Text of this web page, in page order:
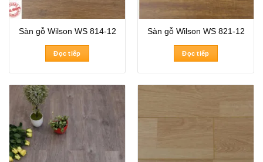
Sàn gỗ Wilson WS 814-12
Đọc tiếp
Sàn gỗ Wilson WS 821-12
Đọc tiếp